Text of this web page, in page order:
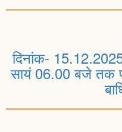
दिनांक-
सायं 06.00 बजे तक